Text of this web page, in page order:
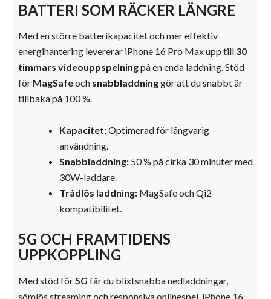
BATTERI SOM RÄCKER LÄNGRE
Med en större batterikapacitet och mer effektiv
energihantering levererar iPhone 16 Pro Max upp till 30
timmars videouppspelningpå en enda laddning. Stöd
för MagSafeoch snabbladdninggör att du snabbt är
tillbaka på 100 %.
Kapacitet:Optimerad för långvarig
användning.
Snabbladdning: 50 % på cirka 30 minuter med
30W-laddare.
Trådlös laddning: MagSafe och Qi2-
kompatibilitet.
5G OCH FRAMTIDENS
UPPKOPPLING
Med stöd för 5G får du blixtsnabba nedladdningar,
sömlös streaming och responsiva onlinespel. iPhone 16